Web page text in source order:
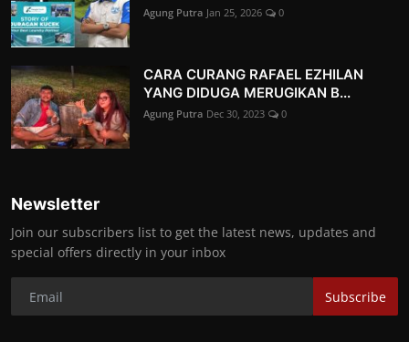
Agung Putra Jan 25, 2026 0
CARA CURANG RAFAEL EZHILAN
YANG DIDUGA MERUGIKAN B...
Agung Putra Dec 30, 2023 0
Newsletter
Join our subscribers list to get the latest news, updates and
special offers directly in your inbox
Subscribe